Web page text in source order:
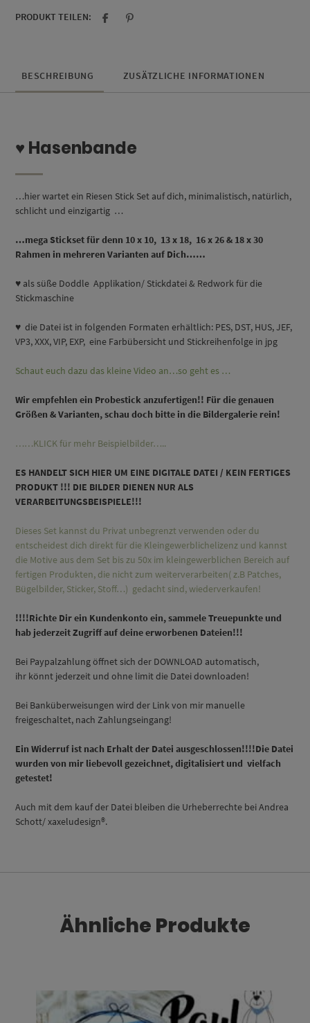
PRODUKT TEILEN:
BESCHREIBUNG ZUSÄTZLICHE INFORMATIONEN
♥ Hasenbande
…hier wartet ein Riesen Stick Set auf dich, minimalistisch, natürlich,
schlicht und einzigartig …
…mega Stickset für denn 10 x 10, 13 x 18, 16 x 26 & 18 x 30
Rahmen in mehreren Varianten auf Dich……
♥ als süße Doddle Applikation/ Stickdatei & Redwork für die
Stickmaschine
♥ die Datei ist in folgenden Formaten erhältlich: PES, DST, HUS, JEF,
VP3, XXX, VIP, EXP, eine Farbübersicht und Stickreihenfolge in jpg
Schaut euch dazu das kleine Video an…so geht es …
Wir empfehlen ein Probestick anzufertigen!! Für die genauen
Größen & Varianten, schau doch bitte in die Bildergalerie rein!
……KLICK für mehr Beispielbilder…..
ES HANDELT SICH HIER UM EINE DIGITALE DATEI / KEIN FERTIGES
PRODUKT !!! DIE BILDER DIENEN NUR ALS
VERARBEITUNGSBEISPIELE!!!
Dieses Set kannst du Privat unbegrenzt verwenden oder du
entscheidest dich direkt für die Kleingewerblichelizenz und kannst
die Motive aus dem Set bis zu 50x im kleingewerblichen Bereich auf
fertigen Produkten, die nicht zum weiterverarbeiten( z.B Patches,
Bügelbilder, Sticker, Stoff…) gedacht sind, wiederverkaufen!
!!!!Richte Dir ein Kundenkonto ein, sammele Treuepunkte und
hab jederzeit Zugriff auf deine erworbenen Dateien!!!
Bei Paypalzahlung öffnet sich der DOWNLOAD automatisch,
ihr könnt jederzeit und ohne limit die Datei downloaden!
Bei Banküberweisungen wird der Link von mir manuelle
freigeschaltet, nach Zahlungseingang!
Ein Widerruf ist nach Erhalt der Datei ausgeschlossen!!!!Die Datei
wurden von mir liebevoll gezeichnet, digitalisiert und vielfach
getestet!
Auch mit dem kauf der Datei bleiben die Urheberrechte bei Andrea
Schott/ xaxeludesign®.
Ähnliche Produkte